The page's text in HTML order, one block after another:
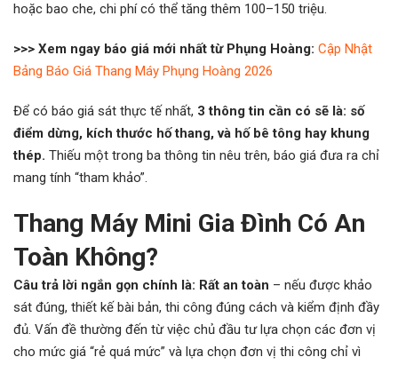
hoặc bao che, chi phí có thể tăng thêm 100–150 triệu.
>>> Xem ngay báo giá mới nhất từ Phụng Hoàng: Cập Nhật
Bảng Báo Giá Thang Máy Phụng Hoàng 2026
Để có báo giá sát thực tế nhất, 3 thông tin cần có sẽ là: số
điểm dừng, kích thước hố thang, và hố bê tông hay khung
thép. Thiếu một trong ba thông tin nêu trên, báo giá đưa ra chỉ
mang tính “tham khảo”.
Thang Máy Mini Gia Đình Có An
Toàn Không?
Câu trả lời ngắn gọn chính là: Rất an toàn – nếu được khảo
sát đúng, thiết kế bài bản, thi công đúng cách và kiểm định đầy
đủ. Vấn đề thường đến từ việc chủ đầu tư lựa chọn các đơn vị
cho mức giá “rẻ quá mức” và lựa chọn đơn vị thi công chỉ vì